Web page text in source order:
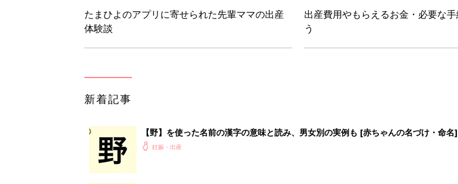
妊娠・出産
【望】を使った名前の漢字の意味と読み、男女別の実例も [赤ちゃんの名づけ・命名]